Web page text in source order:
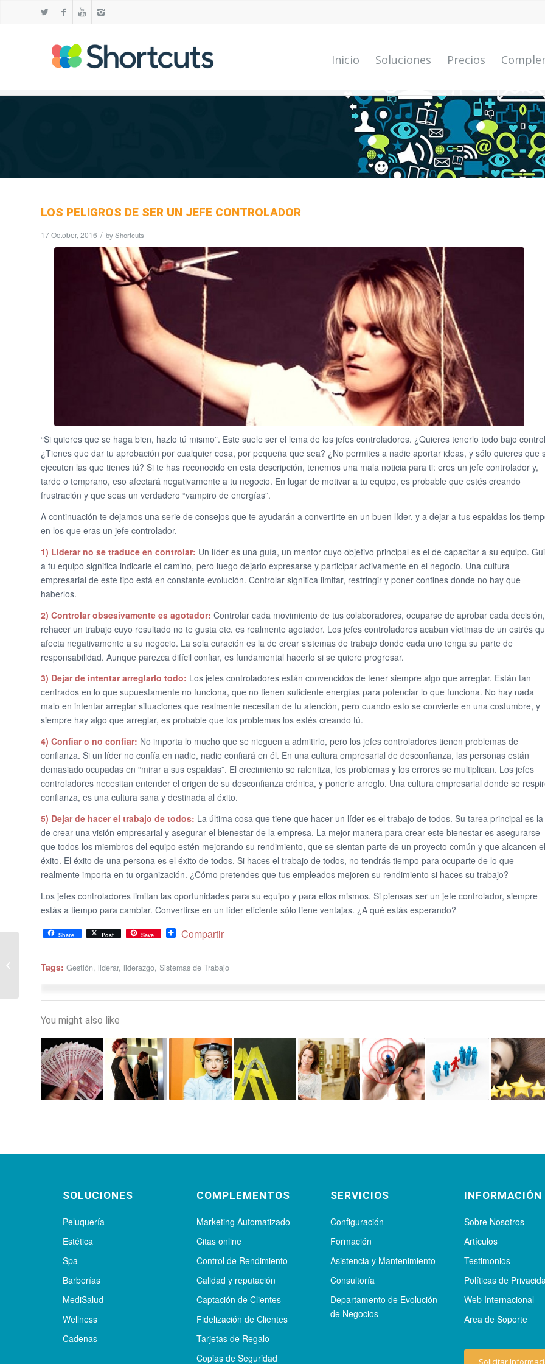
Inicio Soluciones Precios
LOS PELIGROS DE SER UN JEFE CONTROLADOR
17 October, 2016 / byShortcuts
“Si quieres que se haga bien, hazlo tú mismo”. Este suele ser el lema de los jefes controladores. ¿Quieres tenerlo todo bajo
¿Tienes que dar tu aprobación por cualquier cosa, por pequeña que sea? ¿No permites a nadie aportar ideas, y sólo quieres que
ejecuten las que tienes tú? Si te has reconocido en esta descripción, tenemos una mala noticia para ti: eres un jefe controlador y,
tarde o temprano, eso afectará negativamente a tu negocio. En lugar de motivar a tu equipo, es probable que estés creando
frustración y que seas un verdadero “vampiro de energías”.
A continuación te dejamos una serie de consejos que te ayudarán a convertirte en un buen líder, y a dejar a tus espaldas los
en los que eras un jefe controlador.
1) Liderar no se traduce en controlar: Un líder es una guía, un mentor cuyo objetivo principal es el de capacitar a su equipo.
a tu equipo significa indicarle el camino, pero luego dejarlo expresarse y participar activamente en el negocio. Una cultura
empresarial de este tipo está en constante evolución. Controlar significa limitar, restringir y poner confines donde no hay que
haberlos.
2) Controlar obsesivamente es agotador: Controlar cada movimiento de tus colaboradores, ocuparse de aprobar cada decisión,
rehacer un trabajo cuyo resultado no te gusta etc. es realmente agotador. Los jefes controladores acaban víctimas de un estrés
afecta negativamente a su negocio. La sola curación es la de crear sistemas de trabajo donde cada uno tenga su parte de
responsabilidad. Aunque parezca difícil confiar, es fundamental hacerlo si se quiere progresar.
3) Dejar de intentar arreglarlo todo: Los jefes controladores están convencidos de tener siempre algo que arreglar. Están tan
centrados en lo que supuestamente no funciona, que no tienen suficiente energías para potenciar lo que funciona. No hay nada
malo en intentar arreglar situaciones que realmente necesitan de tu atención, pero cuando esto se convierte en una costumbre, y
siempre hay algo que arreglar, es probable que los problemas los estés creando tú.
4) Confiar o no confiar: No importa lo mucho que se nieguen a admitirlo, pero los jefes controladores tienen problemas de
confianza. Si un líder no confía en nadie, nadie confiará en él. En una cultura empresarial de desconfianza, las personas están
demasiado ocupadas en “mirar a sus espaldas”. El crecimiento se ralentiza, los problemas y los errores se multiplican. Los jefes
controladores necesitan entender el origen de su desconfianza crónica, y ponerle arreglo. Una cultura empresarial donde se
confianza, es una cultura sana y destinada al éxito.
5) Dejar de hacer el trabajo de todos: La última cosa que tiene que hacer un líder es el trabajo de todos. Su tarea principal es la
de crear una visión empresarial y asegurar el bienestar de la empresa. La mejor manera para crear este bienestar es asegurarse
que todos los miembros del equipo estén mejorando su rendimiento, que se sientan parte de un proyecto común y que alcancen el
éxito. El éxito de una persona es el éxito de todos. Si haces el trabajo de todos, no tendrás tiempo para ocuparte de lo que
realmente importa en tu organización. ¿Cómo pretendes que tus empleados mejoren su rendimiento si haces su trabajo?
Los jefes controladores limitan las oportunidades para su equipo y para ellos mismos. Si piensas ser un jefe controlador, siempre
estás a tiempo para cambiar. Convertirse en un líder eficiente sólo tiene ventajas. ¿A qué estás esperando?
Compartir
Share Post Save Share
Tags: Gestión, liderar, liderazgo, Sistemas de Trabajo
You might also like
SOLUCIONES
Peluquería
Estética
Spa
Barberías
MediSalud
Wellness
Cadenas
COMPLEMENTOS
Marketing Automatizado
Citas online
Control de Rendimiento
Calidad y reputación
Captación de Clientes
Fidelización de Clientes
Tarjetas de Regalo
Copias de Seguridad
SERVICIOS
Configuración
Formación
Asistencia y Mantenimiento
Consultoría
Departamento de Evolución
de Negocios
INFORMACIÓN
Sobre Nosotros
Artículos
Testimonios
Políticas de
Web Internacional
Area de Soporte
Solicitar
excelencia en tu salón